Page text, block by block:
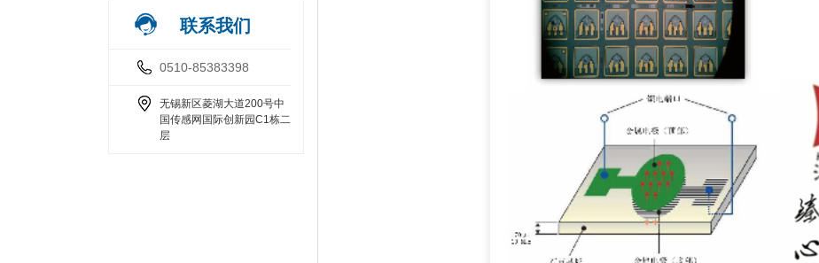
联系我们
0510-85383398
无锡新区菱湖大道200号中
国传感网国际创新园C1栋二
层